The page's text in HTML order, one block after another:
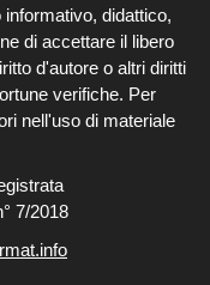
didattico,
di accettare il libero
d'autore o altri diritti
verifiche. Per
nell'uso di materiale
7/2018